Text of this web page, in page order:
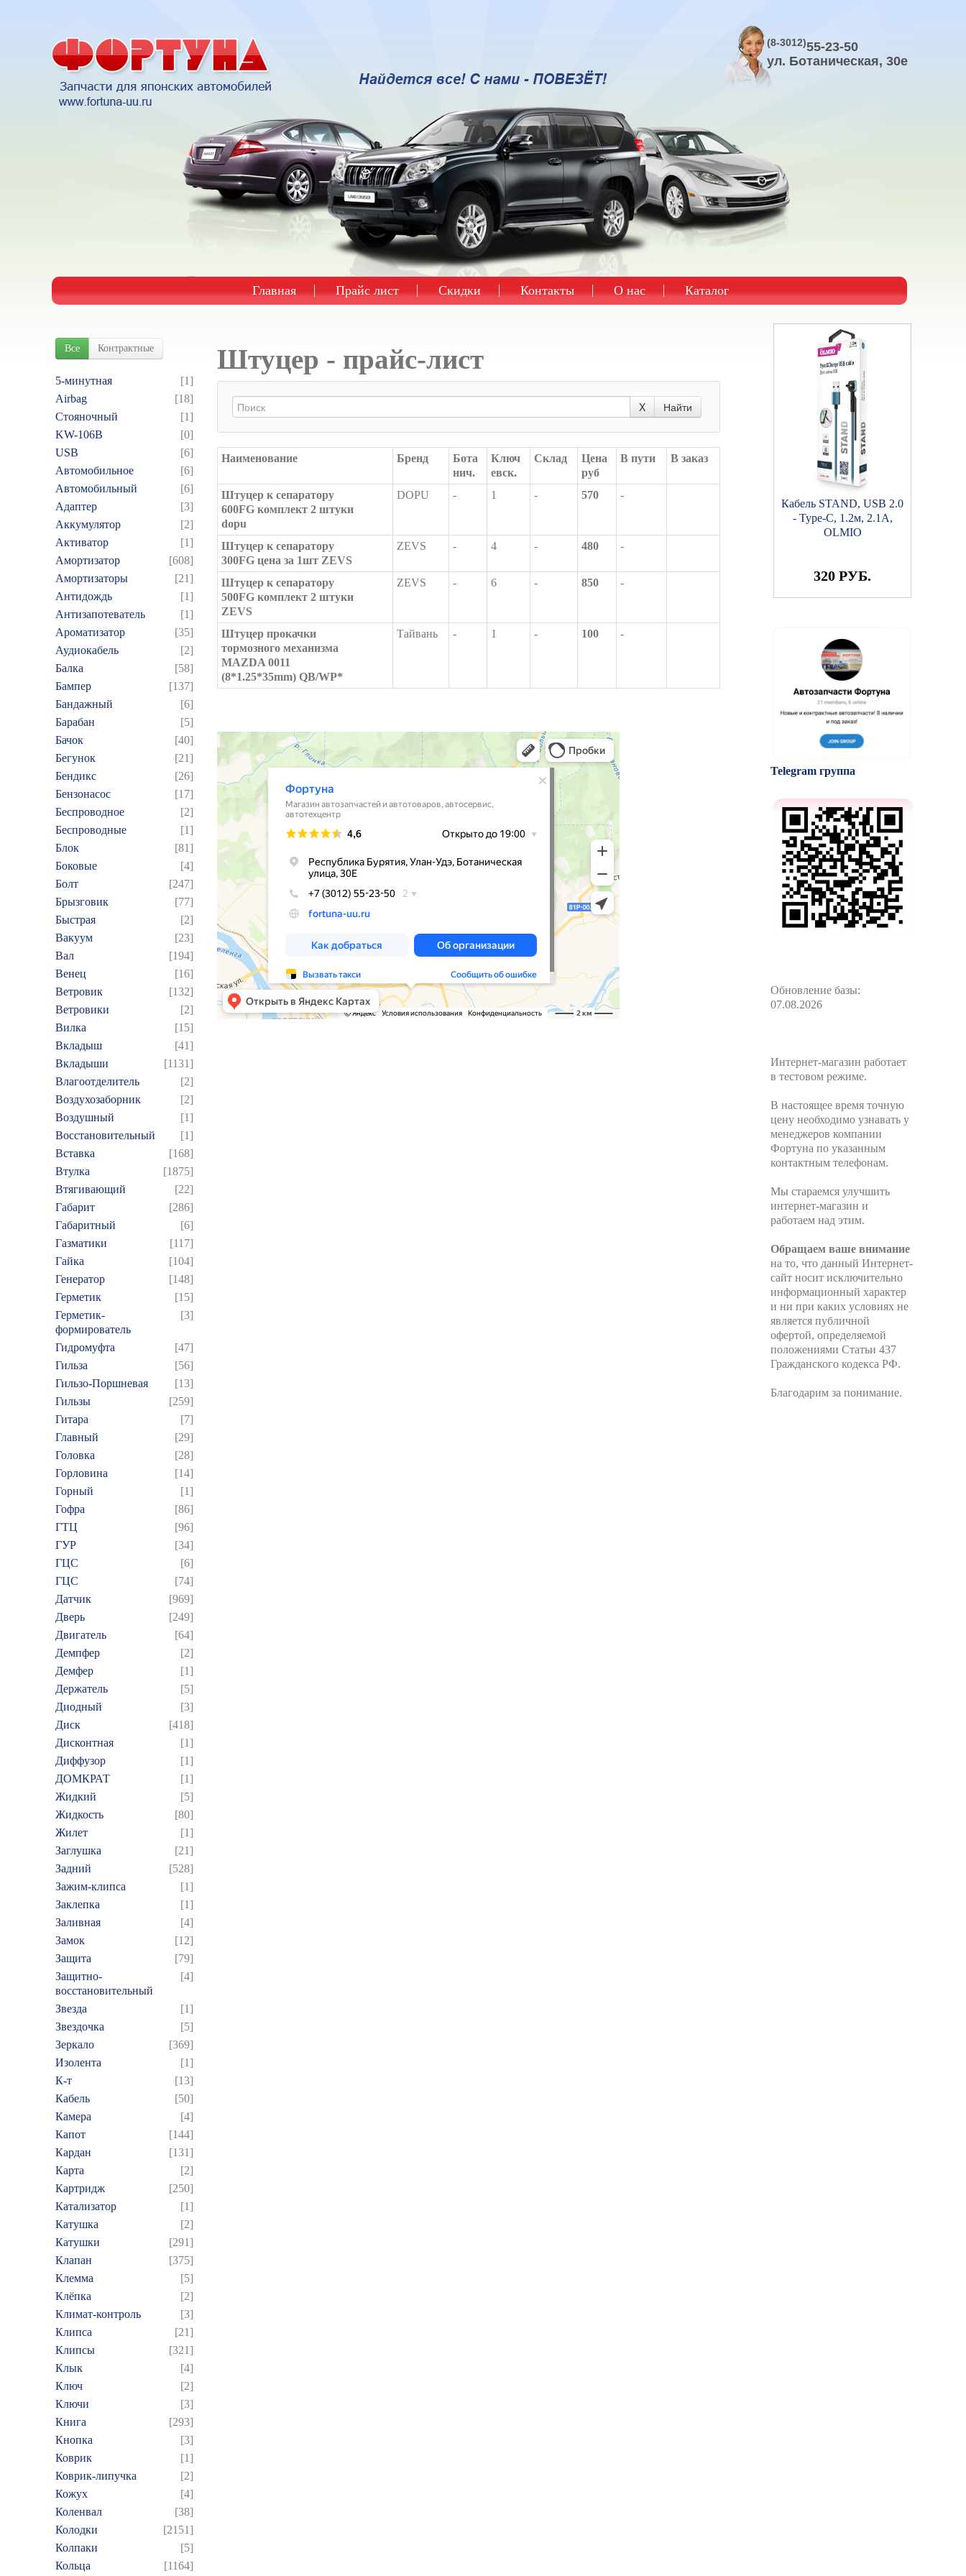
(8-3012)55-23-50
ул. Ботаническая, 30е
Главная Прайс лист Скидки Контакты О нас Каталог
Все Контрактные
5-минутная
[1]
Airbag
[18]
Cтояночный
[1]
KW-106B
[0]
USB
[6]
Автомобильное
[6]
Автомобильный
[6]
Адаптер
[3]
Аккумулятор
[2]
Активатор
[1]
Амортизатор
[608]
Амортизаторы
[21]
Антидождь
[1]
Антизапотеватель
[1]
Ароматизатор
[35]
Аудиокабель
[2]
Балка
[58]
Бампер
[137]
Бандажный
[6]
Барабан
[5]
Бачок
[40]
Бегунок
[21]
Бендикс
[26]
Бензонасос
[17]
Беспроводное
[2]
Беспроводные
[1]
Блок
[81]
Боковые
[4]
Болт
[247]
Брызговик
[77]
Быстрая
[2]
Вакуум
[23]
Вал
[194]
Венец
[16]
Ветровик
[132]
Ветровики
[2]
Вилка
[15]
Вкладыш
[41]
Вкладыши
[1131]
Влагоотделитель
[2]
Воздухозаборник
[2]
Воздушный
[1]
Восстановительный
[1]
Вставка
[168]
Втулка
[1875]
Втягивающий
[22]
Габарит
[286]
Габаритный
[6]
Газматики
[117]
Гайка
[104]
Генератор
[148]
Герметик
[15]
Герметик-
формирователь
[3]
Гидромуфта
[47]
Гильза
[56]
Гильзо-Поршневая
[13]
Гильзы
[259]
Гитара
[7]
Главный
[29]
Головка
[28]
Горловина
[14]
Горный
[1]
Гофра
[86]
ГТЦ
[96]
ГУР
[34]
ГЦC
[6]
ГЦС
[74]
Датчик
[969]
Дверь
[249]
Двигатель
[64]
Демпфер
[2]
Демфер
[1]
Держатель
[5]
Диодный
[3]
Диск
[418]
Дисконтная
[1]
Диффузор
[1]
ДОМКРАТ
[1]
Жидкий
[5]
Жидкость
[80]
Жилет
[1]
Заглушка
[21]
Задний
[528]
Зажим-клипса
[1]
Заклепка
[1]
Заливная
[4]
Замок
[12]
Защита
[79]
Защитно-
восстановительный
[4]
Звезда
[1]
Звездочка
[5]
Зеркало
[369]
Изолента
[1]
К-т
[13]
Кабель
[50]
Камера
[4]
Капот
[144]
Кардан
[131]
Карта
[2]
Картридж
[250]
Катализатор
[1]
Катушка
[2]
Катушки
[291]
Клапан
[375]
Клемма
[5]
Клёпка
[2]
Климат-контроль
[3]
Клипса
[21]
Клипсы
[321]
Клык
[4]
Ключ
[2]
Ключи
[3]
Книга
[293]
Кнопка
[3]
Коврик
[1]
Коврик-липучка
[2]
Кожух
[4]
Коленвал
[38]
Колодки
[2151]
Колпаки
[5]
Кольца
[1164]
Штуцер - прайс-лист
X Найти
Наименование Бренд
Бота
нич.
Ключ
евск.
Склад
Цена
руб
В пути В заказ
Штуцер к сепаратору
600FG комплект 2 штуки
dopu
DOPU - 1 - 570 -
Штуцер к сепаратору
300FG цена за 1шт ZEVS
ZEVS - 4 - 480 -
Штуцер к сепаратору
500FG комплект 2 штуки
ZEVS
ZEVS - 6 - 850 -
Штуцер прокачки
тормозного механизма
MAZDA 0011
(8*1.25*35mm) QB/WP*
Тайвань - 1 - 100 -
Кабель STAND, USB 2.0
- Type-C, 1.2м, 2.1A,
OLMIO
320 РУБ.
Telegram группа
Обновление базы:
07.08.2026
Интернет-магазин работает
в тестовом режиме.
В настоящее время точную
цену необходимо узнавать у
менеджеров компании
Фортуна по указанным
контактным телефонам.
Мы стараемся улучшить
интернет-магазин и
работаем над этим.
Обращаем ваше внимание
на то, что данный Интернет-
сайт носит исключительно
информационный характер
и ни при каких условиях не
является публичной
офертой, определяемой
положениями Статьи 437
Гражданского кодекса РФ.
Благодарим за понимание.